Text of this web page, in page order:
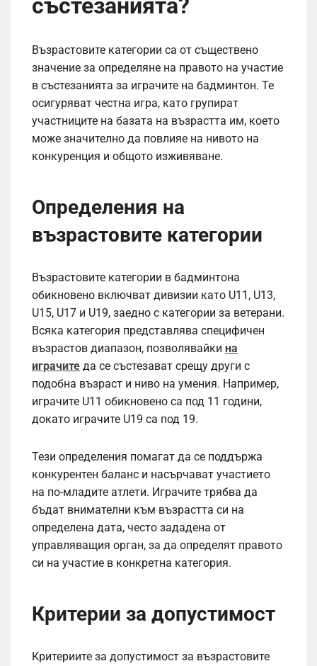
състезанията?
Възрастовите категории са от съществено
значение за определяне на правото на участие
в състезанията за играчите на бадминтон. Те
осигуряват честна игра, като групират
участниците на базата на възрастта им, което
може значително да повлияе на нивото на
конкуренция и общото изживяване.
Определения на
възрастовите категории
Възрастовите категории в бадминтона
обикновено включват дивизии като U11, U13,
U15, U17 и U19, заедно с категории за ветерани.
Всяка категория представлява специфичен
възрастов диапазон, позволявайки на
играчите да се състезават срещу други с
подобна възраст и ниво на умения. Например,
играчите U11 обикновено са под 11 години,
докато играчите U19 са под 19.
Тези определения помагат да се поддържа
конкурентен баланс и насърчават участието
на по-младите атлети. Играчите трябва да
бъдат внимателни към възрастта си на
определена дата, често зададена от
управляващия орган, за да определят правото
си на участие в конкретна категория.
Критерии за допустимост
Критериите за допустимост за възрастовите